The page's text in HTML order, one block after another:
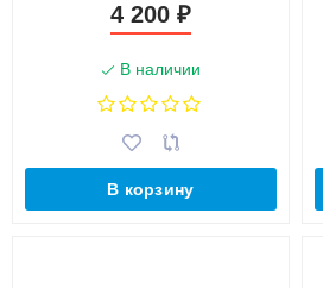
4 200 ₽
В наличии
В корзину